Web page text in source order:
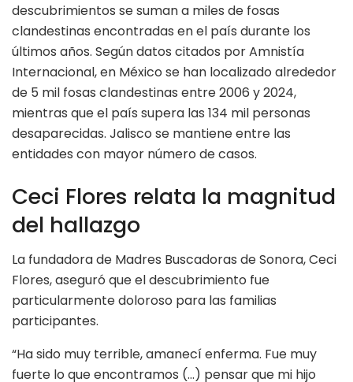
descubrimientos se suman a miles de fosas
clandestinas encontradas en el país durante los
últimos años. Según datos citados por Amnistía
Internacional, en México se han localizado alrededor
de 5 mil fosas clandestinas entre 2006 y 2024,
mientras que el país supera las 134 mil personas
desaparecidas. Jalisco se mantiene entre las
entidades con mayor número de casos.
Ceci Flores relata la magnitud
del hallazgo
La fundadora de Madres Buscadoras de Sonora, Ceci
Flores, aseguró que el descubrimiento fue
particularmente doloroso para las familias
participantes.
“Ha sido muy terrible, amanecí enferma. Fue muy
fuerte lo que encontramos (…) pensar que mi hijo